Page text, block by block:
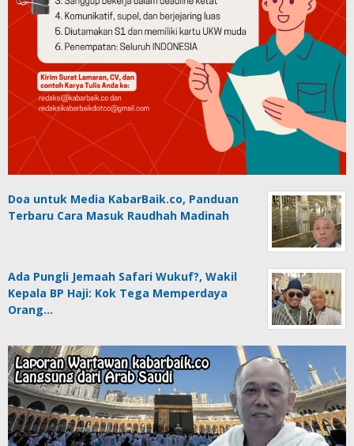
Doa untuk Media KabarBaik.co, Panduan
Terbaru Cara Masuk Raudhah Madinah
Ada Pungli Jemaah Safari Wukuf?, Wakil
Kepala BP Haji: Kok Tega Memperdaya
Orang…